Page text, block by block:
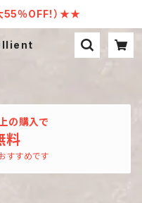
55％OFF！）★★
の購入で
料
すすめです